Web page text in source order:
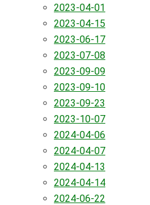
2023-04-01
2023-04-15
2023-06-17
2023-07-08
2023-09-09
2023-09-10
2023-09-23
2023-10-07
2024-04-06
2024-04-07
2024-04-13
2024-04-14
2024-06-22